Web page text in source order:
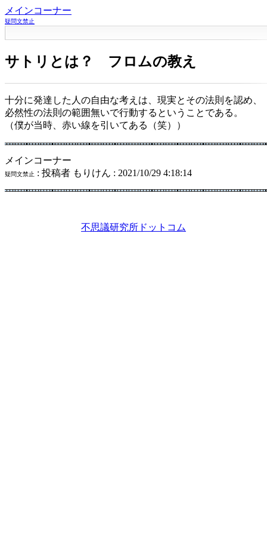
メインコーナー
疑問文禁止
サトリとは？ フロムの教え
十分に発達した人の自由な考えは、現実とその法則を認め、
必然性の法則の範囲無いで行動するということである。
（僕が当時、赤い線を引いてある（笑））
メインコーナー
疑問文禁止 : 投稿者 もりけん : 2021/10/29 4:18:14
不思議研究所ドットコム